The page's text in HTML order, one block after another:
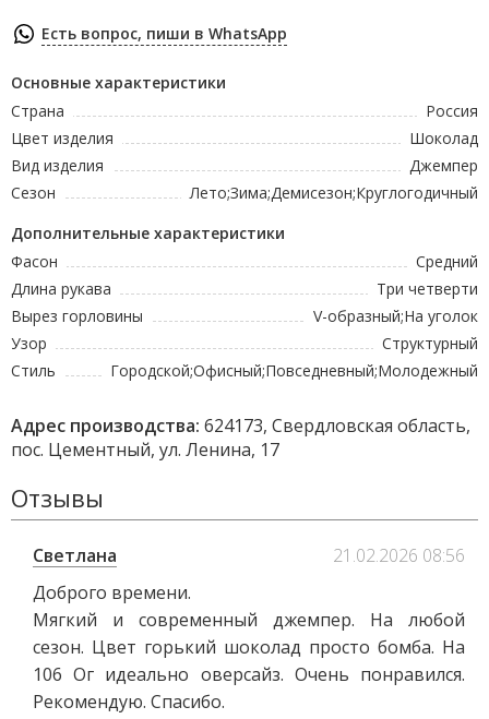
Основные характеристики
Страна
Россия
Цвет изделия
Шоколад
Вид изделия
Джемпер
Сезон
Лето;Зима;Демисезон;Круглогодичный
Дополнительные характеристики
Фасон
Средний
Длина рукава
Три четверти
Вырез горловины
V-образный;На уголок
Узор
Структурный
Стиль
Городской;Офисный;Повседневный;Молодежный
Есть вопрос, пиши в WhatsApp
Адрес производства: 624173, Свердловская область,
пос. Цементный, ул. Ленина, 17
Отзывы
Светлана
21.02.2026 08:56
Доброго времени.
Мягкий и современный джемпер. На любой
сезон. Цвет горький шоколад просто бомба. На
106 Ог идеально оверсайз. Очень понравился.
Рекомендую. Спасибо.